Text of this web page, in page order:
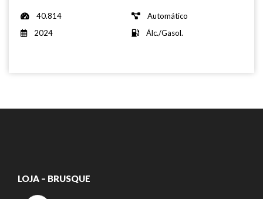
40.814
Automático
2024
Álc./Gasol.
LOJA – BRUSQUE